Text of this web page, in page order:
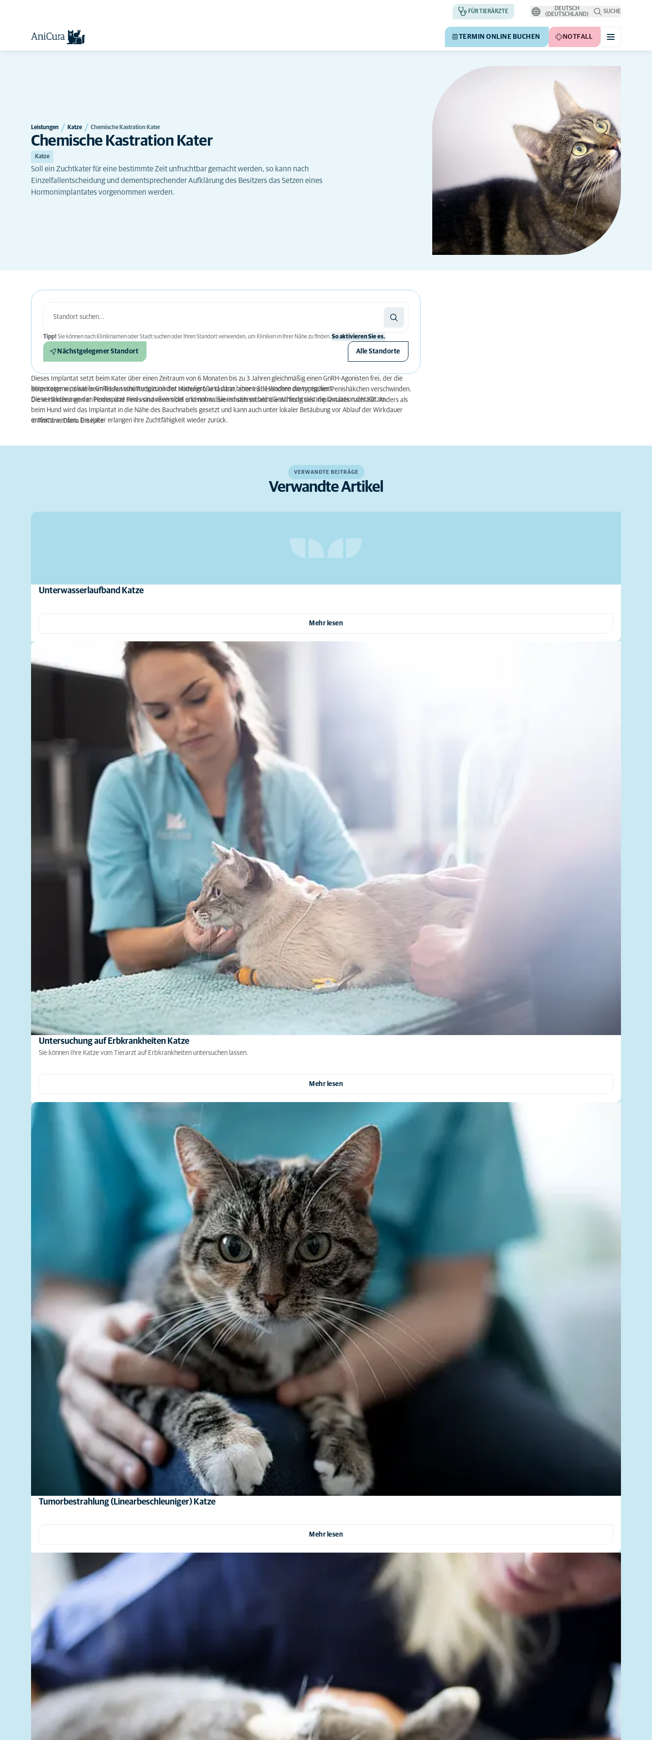
FÜR TIERÄRZTE
DEUTSCH
(DEUTSCHLAND)
SUCHE
TERMIN ONLINE BUCHEN NOTFALL
Leistungen Katze Chemische Kastration Kater
Chemische Kastration Kater
Katze
Soll ein Zuchtkater für eine bestimmte Zeit unfruchtbar gemacht werden, so kann nach
Einzelfallentscheidung und dementsprechender Aufklärung des Besitzers das Setzen eines
Hormonimplantates vorgenommen werden.
Tipp! Sie können nach Kliniknamen oder Stadt suchen oder Ihren Standort verwenden, um Kliniken in Ihrer Nähe zu finden. So aktivieren Sie es.
Nächstgelegener Standort Alle Standorte
Dieses Implantat setzt beim Kater über einen Zeitraum von 6 Monaten bis zu 3 Jahren gleichmäßig einen GnRH-Agonisten frei, der die
körpereigene pulsatile GnRH-Ausschüttung zunächst stimuliert, und dann binnen 3-11 Wochen downreguliert.
Beim Kater wird wie beim Rüden eine Reduktion der Hodengröße tastbar, aber insbesondere die typischen Penishäkchen verschwinden.
Diese Häkchen an der Penisspitze sind von außen nicht erkennbar. Sie induzieren beim Geschlechtsakt die Ovulation der Kätzin.
Die Veränderungen an Hoden und Penis sind reversibel und normalisieren sich sobald die Wirkung des Implantates nachläßt. Anders als
beim Hund wird das Implantat in die Nähe des Bauchnabels gesetzt und kann auch unter lokaler Betäubung vor Ablauf der Wirkdauer
entfernt werden. Die Kater erlangen ihre Zuchtfähigkeit wieder zurück.
© AniCura, Diana Ersepke
VERWANDTE BEITRÄGE
Verwandte Artikel
Unterwasserlaufband Katze
Mehr lesen
Untersuchung auf Erbkrankheiten Katze
Sie können Ihre Katze vom Tierarzt auf Erbkrankheiten untersuchen lassen.
Mehr lesen
Tumorbestrahlung (Linearbeschleuniger) Katze
Mehr lesen